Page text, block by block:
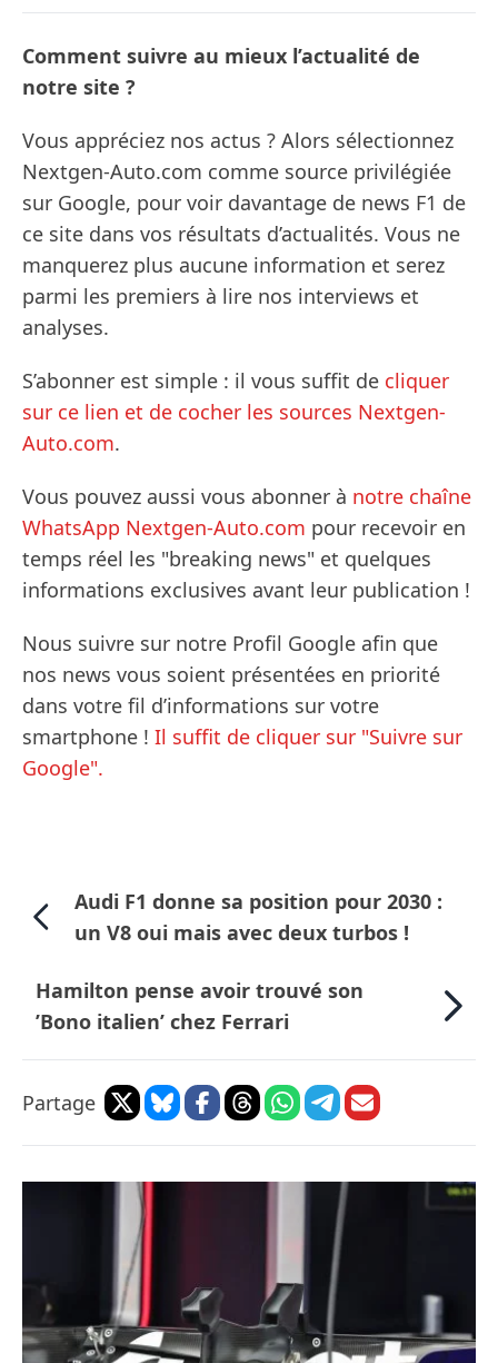
Comment suivre au mieux l’actualité de
notre site ?
Vous appréciez nos actus ? Alors sélectionnez
Nextgen-Auto.com comme source privilégiée
sur Google, pour voir davantage de news F1 de
ce site dans vos résultats d’actualités. Vous ne
manquerez plus aucune information et serez
parmi les premiers à lire nos interviews et
analyses.
S’abonner est simple : il vous suffit de cliquer
sur ce lien et de cocher les sources Nextgen-
Auto.com.
Vous pouvez aussi vous abonner à notre chaîne
WhatsApp Nextgen-Auto.com pour recevoir en
temps réel les "breaking news" et quelques
informations exclusives avant leur publication !
Nous suivre sur notre Profil Google afin que
nos news vous soient présentées en priorité
dans votre fil d’informations sur votre
smartphone ! Il suffit de cliquer sur "Suivre sur
Google".
Audi F1 donne sa position pour 2030 :
un V8 oui mais avec deux turbos !
Hamilton pense avoir trouvé son
’Bono italien’ chez Ferrari
Partage